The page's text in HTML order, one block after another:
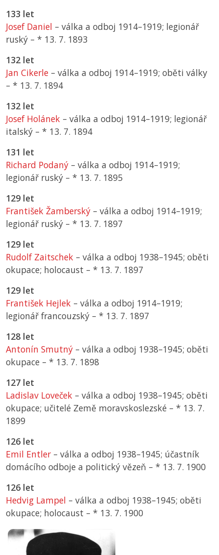
133 let
Josef Daniel – válka a odboj 1914–1919; legionář
ruský – * 13. 7. 1893
132 let
Jan Cikerle – válka a odboj 1914–1919; oběti války
– * 13. 7. 1894
132 let
Josef Holánek – válka a odboj 1914–1919; legionář
italský – * 13. 7. 1894
131 let
Richard Podaný – válka a odboj 1914–1919;
legionář ruský – * 13. 7. 1895
129 let
František Žamberský – válka a odboj 1914–1919;
legionář ruský – * 13. 7. 1897
129 let
Rudolf Zaitschek – válka a odboj 1938–1945; oběti
okupace; holocaust – * 13. 7. 1897
129 let
František Hejlek – válka a odboj 1914–1919;
legionář francouzský – * 13. 7. 1897
128 let
Antonín Smutný – válka a odboj 1938–1945; oběti
okupace – * 13. 7. 1898
127 let
Ladislav Loveček – válka a odboj 1938–1945; oběti
okupace; učitelé Země moravskoslezské – * 13. 7.
1899
126 let
Emil Entler – válka a odboj 1938–1945; účastník
domácího odboje a politický vězeň – * 13. 7. 1900
126 let
Hedvig Lampel – válka a odboj 1938–1945; oběti
okupace; holocaust – * 13. 7. 1900